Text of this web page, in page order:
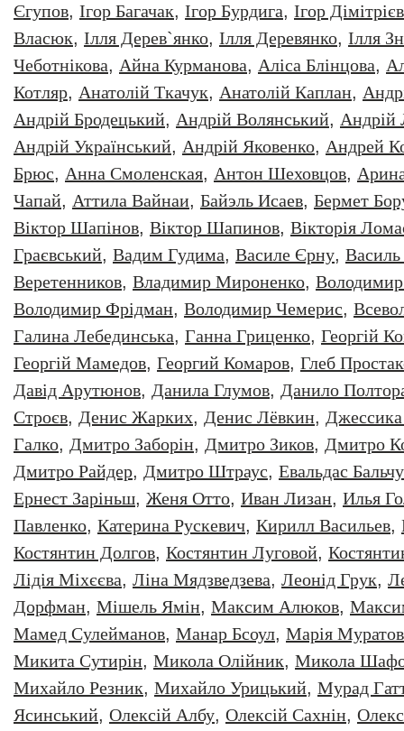
Єгупов, Ігор Багачак, Ігор Бурдига, Ігор Дімітрієв
Власюк, Ілля Дерев`янко, Ілля Деревянко, Ілля
Чеботнікова, Айна Курманова, Аліса Блінцова,
Котляр, Анатолiй Ткачук, Анатолій Каплан,
Андрій Бродецький, Андрій Волянський, Андрій
Андрій Український, Андрій Яковенко, Андрей
Брюс, Анна Смоленская, Антон Шеховцов,
Чапай, Аттила Вайнаи, Байэль Исаев, Бермет
Віктор Шапінов, Віктор Шапинов, Вікторія
Граєвський, Вадим Гудима, Василе Єрну,
Веретенников, Владимир Мироненко,
Володимир Фрідман, Володимир Чемерис,
Галина Лебединська, Ганна Гриценко, Георгiй
Георгій Мамедов, Георгий Комаров, Глеб
Давiд Арутюнов, Данила Глумов, Данило
Строєв, Денис Жарких, Денис Лёвкин,
Галко, Дмитро Заборiн, Дмитро Зиков, Дмитро
Дмитро Райдер, Дмитро Штраус, Евальдас
Ернест Заріньш, Женя Отто, Иван Лизан, Илья
Павленко, Катерина Рускевич, Кирилл Васильев,
Костянтин Долгов, Костянтин Луговой,
Лідія Міхєєва, Ліна Мядзведзева, Леонiд Грук,
Дорфман, Мішель Ямін, Максим Алюков,
Мамед Сулейманов, Манар Бсоул, Марія
Микита Сутирін, Микола Олійник, Микола
Михайло Резник, Михайло Урицький, Мурад
Ясинський, Олексiй Албу, Олексiй Сахнiн,